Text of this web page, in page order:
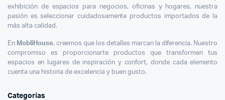
exhibición de espacios para negocios, oficinas y hogares, nuestra
pasión es seleccionar cuidadosamente productos importados de la
más alta calidad.
En MobliHouse, creemos que los detalles marcan la diferencia. Nuestro
compromiso es proporcionarte productos que transformen tus
espacios en lugares de inspiración y confort, donde cada elemento
cuenta una historia de excelencia y buen gusto.
Categorías